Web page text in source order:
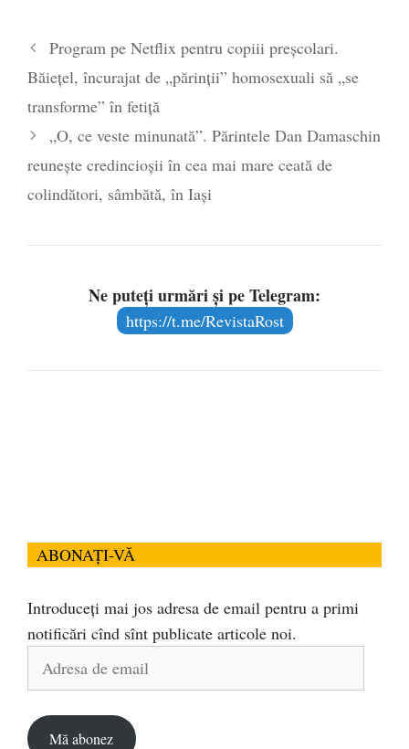
poetului Octavian Goga, înlăturat din Iași
- 16 aprilie 2026
Program pe Netflix pentru copiii preșcolari.
Băiețel, încurajat de „părinții” homosexuali să „se
transforme” în fetiță
„O, ce veste minunată”. Părintele Dan Damaschin
reunește credincioșii în cea mai mare ceată de
colindători, sâmbătă, în Iași
Ne puteți urmări și pe Telegram:
https://t.me/RevistaRost
ABONAȚI-VĂ
Introduceți mai jos adresa de email pentru a primi
notificări cînd sînt publicate articole noi.
Adresa
Mă abonez